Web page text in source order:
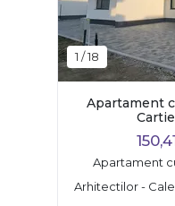
1 /18
Apartament
Apartament
Arhitectilor -